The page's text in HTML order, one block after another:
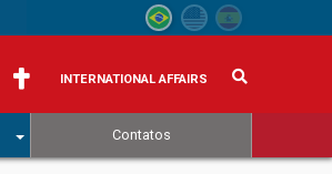
INTERNATIONAL AFFAIRS
Contatos